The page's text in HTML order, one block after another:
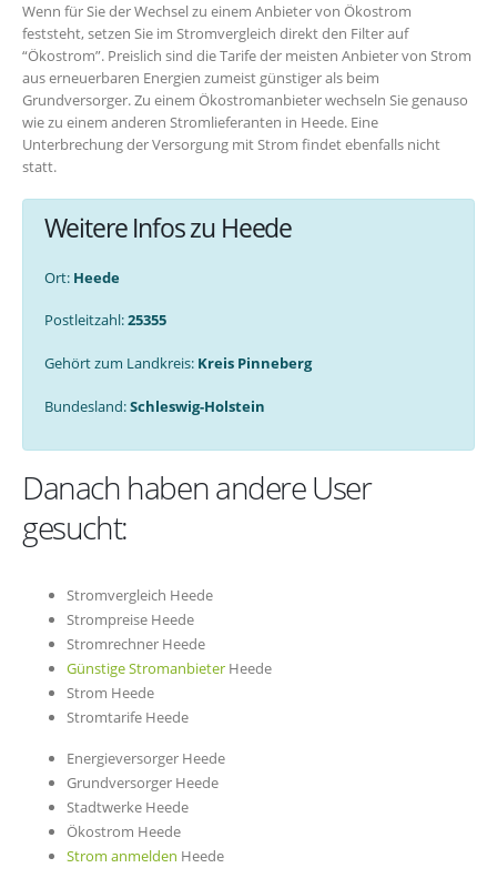
Wenn für Sie der Wechsel zu einem Anbieter von Ökostrom
feststeht, setzen Sie im Stromvergleich direkt den Filter auf
“Ökostrom”. Preislich sind die Tarife der meisten Anbieter von Strom
aus erneuerbaren Energien zumeist günstiger als beim
Grundversorger. Zu einem Ökostromanbieter wechseln Sie genauso
wie zu einem anderen Stromlieferanten in Heede. Eine
Unterbrechung der Versorgung mit Strom findet ebenfalls nicht
statt.
Weitere Infos zu Heede
Ort: Heede
Postleitzahl:25355
Gehört zum Landkreis: Kreis Pinneberg
Bundesland:Schleswig-Holstein
Danach haben andere User
gesucht:
Stromvergleich Heede
Strompreise Heede
Stromrechner Heede
Günstige Stromanbieter Heede
Strom Heede
Stromtarife Heede
Energieversorger Heede
Grundversorger Heede
Stadtwerke Heede
Ökostrom Heede
Strom anmelden Heede